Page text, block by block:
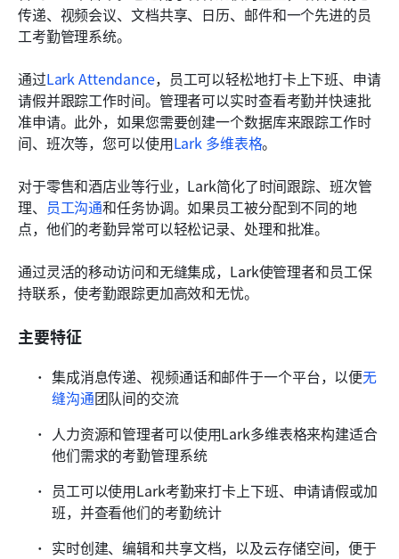
传递、视频会议、文档共享、日历、邮件和一个先进的员
工考勤管理系统。
通过Lark Attendance，员工可以轻松地打卡上下班、申请
请假并跟踪工作时间。管理者可以实时查看考勤并快速批
准申请。此外，如果您需要创建一个数据库来跟踪工作时
间、班次等，您可以使用Lark 多维表格。
对于零售和酒店业等行业，Lark简化了时间跟踪、班次管
理、 员工沟通和任务协调。如果员工被分配到不同的地
点，他们的考勤异常可以轻松记录、处理和批准。
通过灵活的移动访问和无缝集成，Lark使管理者和员工保
持联系，使考勤跟踪更加高效和无忧。
主要特征
集成消息传递、视频通话和邮件于一个平台，以便无
缝沟通团队间的交流
人力资源和管理者可以使用Lark多维表格来构建适合
他们需求的考勤管理系统
员工可以使用Lark考勤来打卡上下班、申请请假或加
班，并查看他们的考勤统计
实时创建、编辑和共享文档，以及云存储空间，便于